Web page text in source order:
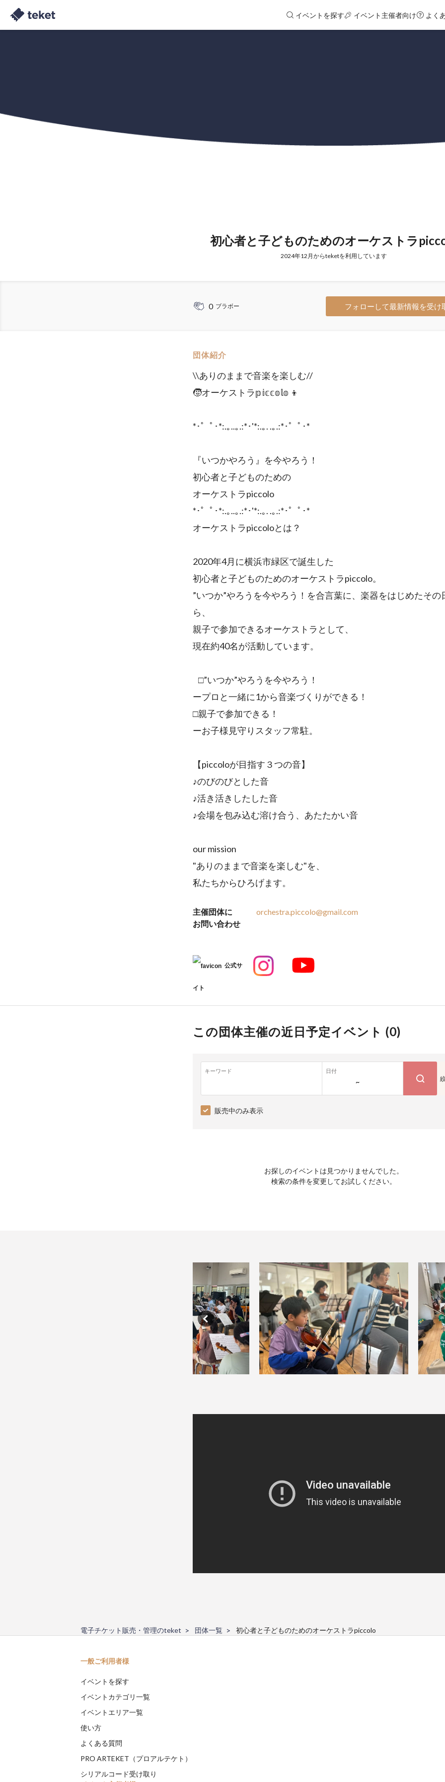
イベントを探す イベント主催者向け よく
初心者と子どものためのオーケストラ
2024年12月からteketを利用しています
0 ブラボー フォローして最新情報を受け
団体紹介
\\ありのままで音楽を楽しむ//
🧒オーケストラ𝕡𝕚𝕔𝕔𝕠𝕝𝕠 👦
*･゜ﾟ･*:.｡..｡.:*･'*:.｡. .｡.:*･゜ﾟ･*
『いつかやろう』を今やろう！
初心者と子どものための
オーケストラpiccolo
*･゜ﾟ･*:.｡..｡.:*･'*:.｡. .｡.:*･゜ﾟ･*
オーケストラpiccoloとは？
2020年4月に横浜市緑区で誕生した
初心者と子どものためのオーケストラpiccolo。
”いつか”やろうを今やろう！を合言葉に、楽器をはじめたその
ら、
親子で参加できるオーケストラとして、
現在約40名が活動しています。
□”いつか”やろうを今やろう！
ープロと一緒に1から音楽づくりができる！
□親子で参加できる！
ーお子様見守りスタッフ常駐。
【piccoloが目指す３つの音】
♪のびのびとした音
♪活き活きしたした音
♪会場を包み込む溶け合う、あたたかい音
our mission
"ありのままで音楽を楽しむ"を、
私たちからひろげます。
主催団体に
お問い合わせ
orchestra.piccolo@gmail.com
公式サ
イト
この団体主催の近日予定イベント (0)
キーワード 日付
~
販売中のみ表示
お探しのイベントは見つかりませんでした。
検索の条件を変更してお試しください。
電子チケット販売・管理のteket 団体一覧 初心者と子どものためのオーケストラpiccolo
一般ご利用者様
イベントを探す
イベントカテゴリ一覧
イベントエリア一覧
使い方
よくある質問
PRO ARTEKET（プロアルテケト）
シリアルコード受け取り